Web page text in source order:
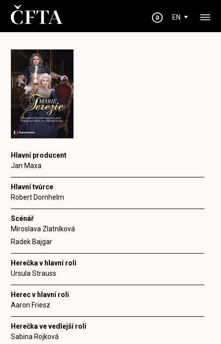
EN
Hlavní producent
Jan Maxa
Hlavní tvůrce
Robert Dornhelm
Scénář
Miroslava Zlatníková
Radek Bajgar
Herečka v hlavní roli
Ursula Strauss
Herec v hlavní roli
Aaron Friesz
Herečka ve vedlejší roli
Sabina Rojková